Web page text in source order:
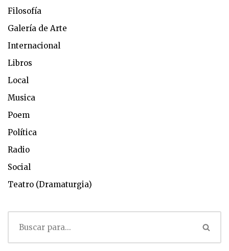
Filosofía
Galería de Arte
Internacional
Libros
Local
Musica
Poem
Política
Radio
Social
Teatro (Dramaturgia)